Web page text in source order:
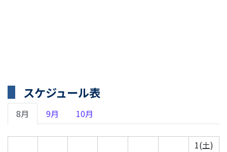
スケジュール表
8月 9月 10月
1(土)